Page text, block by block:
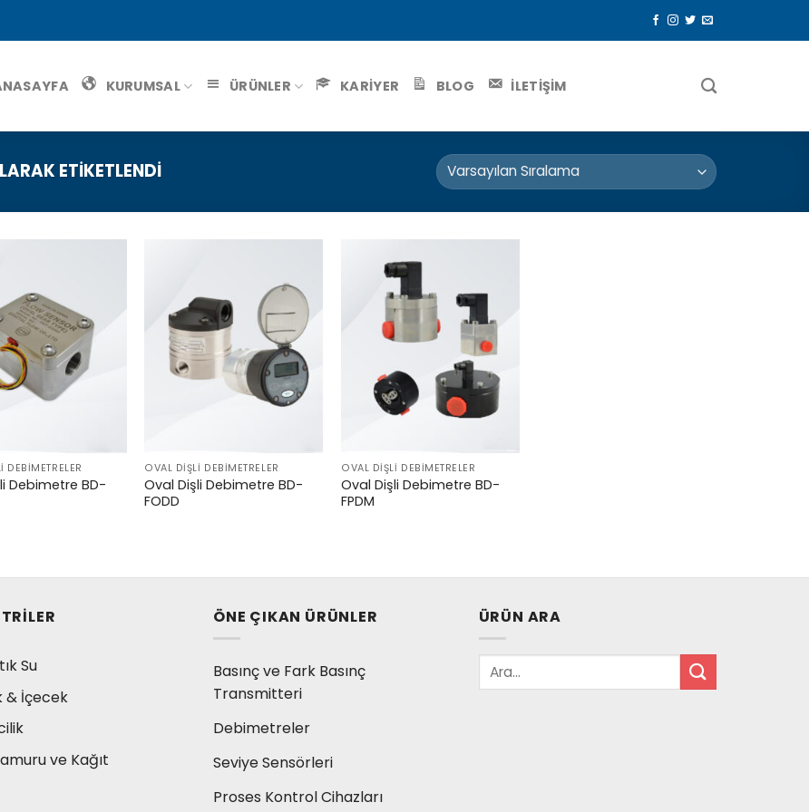
KURUMSAL ÜRÜNLER KARİYER BLOG İLETİŞİM
ETIKETLENDI
DEBIMETRELER
Debimetre BD-
OVAL DIŞLI DEBIMETRELER
Oval Dişli Debimetre BD-
FODD
OVAL DIŞLI DEBIMETRELER
Oval Dişli Debimetre BD-
FPDM
Su
& İçecek
ve Kağıt
ÖNE ÇIKAN ÜRÜNLER
Basınç ve Fark Basınç
Transmitteri
Debimetreler
Seviye Sensörleri
Proses Kontrol Cihazları
ÜRÜN ARA